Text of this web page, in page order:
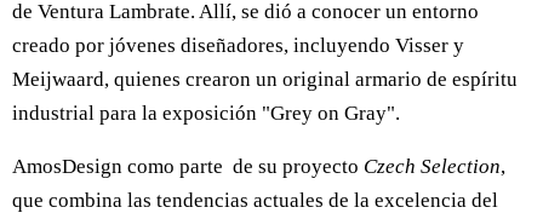
de Ventura Lambrate. Allí, se dió a conocer un entorno
creado por jóvenes diseñadores, incluyendo Visser y
Meijwaard, quienes crearon un original armario de espíritu
industrial para la exposición "Grey on Gray".
AmosDesign como parte de su proyecto Czech Selection,
que combina las tendencias actuales de la excelencia del